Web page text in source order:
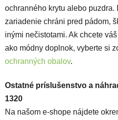
ochranného krytu alebo puzdra.
zariadenie chráni pred pádom,
inými nečistotami. Ak chcete
ako módny doplnok, vyberte si
ochranných obalov.
Ostatné príslušenstvo a
1320
Na našom e-shope nájdete